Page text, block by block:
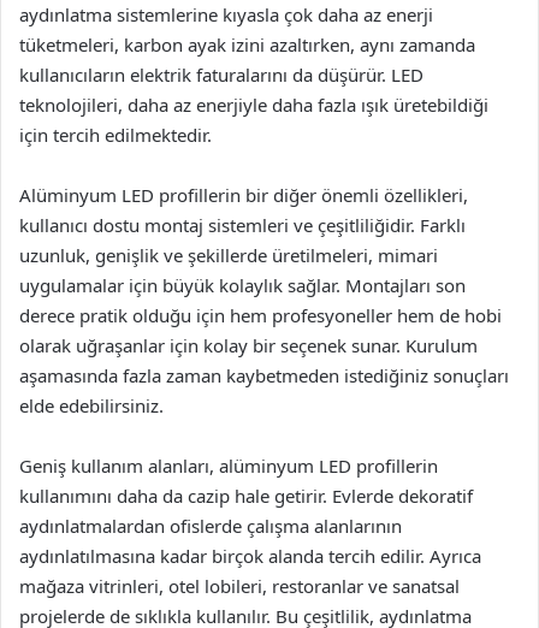
aydınlatma sistemlerine kıyasla çok daha az enerji
tüketmeleri, karbon ayak izini azaltırken, aynı zamanda
kullanıcıların elektrik faturalarını da düşürür. LED
teknolojileri, daha az enerjiyle daha fazla ışık üretebildiği
için tercih edilmektedir.
Alüminyum LED profillerin bir diğer önemli özellikleri,
kullanıcı dostu montaj sistemleri ve çeşitliliğidir. Farklı
uzunluk, genişlik ve şekillerde üretilmeleri, mimari
uygulamalar için büyük kolaylık sağlar. Montajları son
derece pratik olduğu için hem profesyoneller hem de hobi
olarak uğraşanlar için kolay bir seçenek sunar. Kurulum
aşamasında fazla zaman kaybetmeden istediğiniz sonuçları
elde edebilirsiniz.
Geniş kullanım alanları, alüminyum LED profillerin
kullanımını daha da cazip hale getirir. Evlerde dekoratif
aydınlatmalardan ofislerde çalışma alanlarının
aydınlatılmasına kadar birçok alanda tercih edilir. Ayrıca
mağaza vitrinleri, otel lobileri, restoranlar ve sanatsal
projelerde de sıklıkla kullanılır. Bu çeşitlilik, aydınlatma